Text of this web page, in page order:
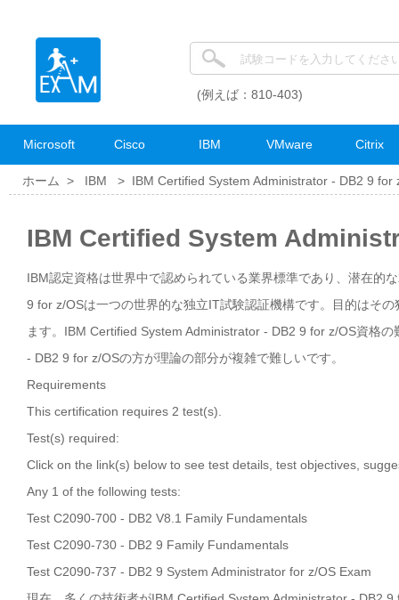
(例えば：810-403)
Microsoft Cisco IBM VMware Citrix
ホーム > IBM > IBM Certified System Administrator - DB2 9 for
IBM Certified System
IBM認定資格は世界中で認められている業界標準であり、潜在的
9 for z/OSは一つの世界的な独立IT試験認証機構です。目的はそ
ます。IBM Certified System Administrator - DB2 9 for z/OS資格
- DB2 9 for z/OSの方が理論の部分が複雑で難しいです。
Requirements
This certification requires 2 test(s).
Test(s) required:
Click on the link(s) below to see test details, test objectives,
Any 1 of the following tests:
Test C2090-700 - DB2 V8.1 Family Fundamentals
Test C2090-730 - DB2 9 Family Fundamentals
Test C2090-737 - DB2 9 System Administrator for z/OS Exam